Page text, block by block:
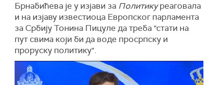
Брнабићева је у изјави за Политикуреаговала
и на изјаву известиоца Европског парламента
за Србију Тонина Пицуле да треба "стати на
пут свима који би да воде просрпску и
проруску политику".